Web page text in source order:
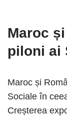
Maroc
piloni ai
Maroc și
Sociale în
Creșterea